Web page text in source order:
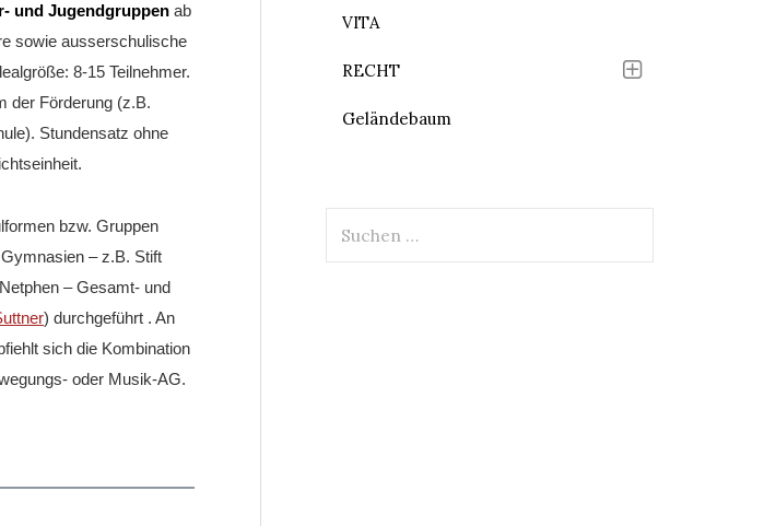
und Jugendgruppen ab
sowie ausserschulische
8-15 Teilnehmer.
der Förderung (z.B.
Stundensatz ohne
bzw. Gruppen
– z.B. Stift
– Gesamt- und
) durchgeführt . An
sich die Kombination
oder Musik-AG.
VITA
RECHT
Geländebaum
nach: